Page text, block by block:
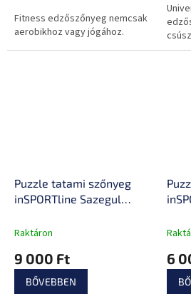
Fitness edzőszőnyeg nemcsak
aerobikhoz vagy jógához.
0,0
Puzzle tatami szőnyeg
inSPORTline Sazegul
Raktáron
9 000 Ft
BŐVEBBEN
6